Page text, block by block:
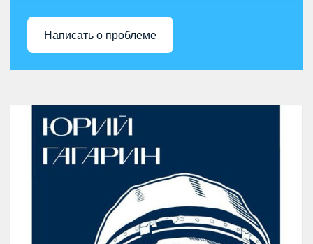
Написать о проблеме